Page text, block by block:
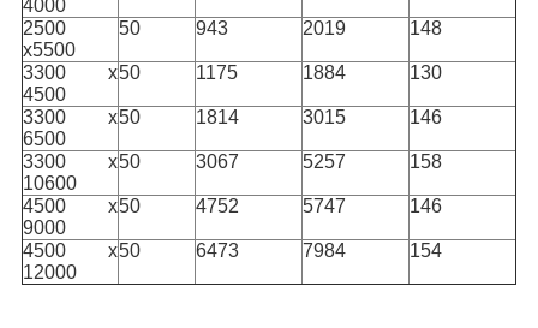
4000
2500
x5500
50 943 2019 148
3300 x
4500
50 1175 1884 130
3300 x
6500
50 1814 3015 146
3300 x
10600
50 3067 5257 158
4500 x
9000
50 4752 5747 146
4500 x
12000
50 6473 7984 154